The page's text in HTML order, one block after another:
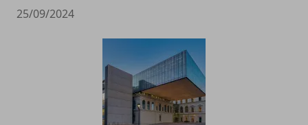
25/09/2024